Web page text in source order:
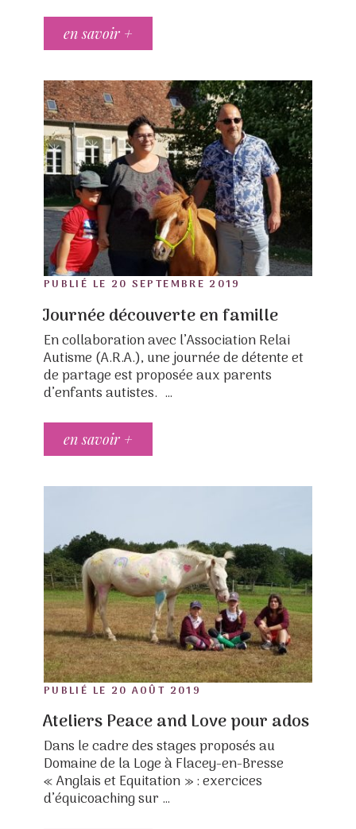
en savoir +
PUBLIÉ LE POSTED
20 SEPTEMBRE 2019
Journée découverte en famille
En collaboration avec l’Association Relai
Autisme (A.R.A.), une journée de détente et
de partage est proposée aux parents
d’enfants autistes. …
en savoir +
PUBLIÉ LE POSTED
20 AOÛT 2019
Ateliers Peace and Love pour ados
Dans le cadre des stages proposés au
Domaine de la Loge à Flacey-en-Bresse
« Anglais et Equitation » : exercices
d’équicoaching sur …